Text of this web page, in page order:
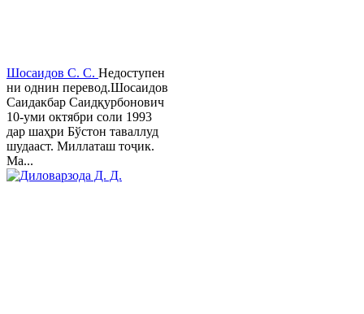
Шосаидов С. С. Недоступен
ни однин перевод.Шосаидов
Саидакбар Саидқурбонович
10-уми октябри соли 1993
дар шаҳри Бўстон таваллуд
шудааст. Миллаташ тоҷик.
Ма...